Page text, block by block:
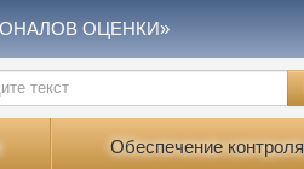
ОЦЕНКИ»
Обеспечение контроля